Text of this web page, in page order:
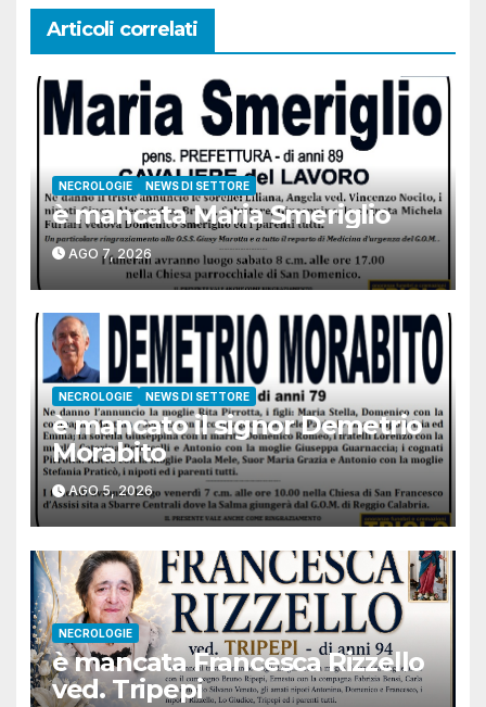
Articoli correlati
NECROLOGIE NEWS DI SETTORE
è mancata Maria Smeriglio
AGO 7, 2026
NECROLOGIE NEWS DI SETTORE
è mancato il signor Demetrio
Morabito
AGO 5, 2026
NECROLOGIE
è mancata Francesca Rizzello
ved. Tripepi